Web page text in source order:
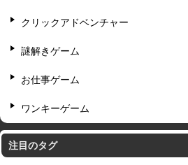
クリックアドベンチャー
謎解きゲーム
お仕事ゲーム
ワンキーゲーム
注目のタグ